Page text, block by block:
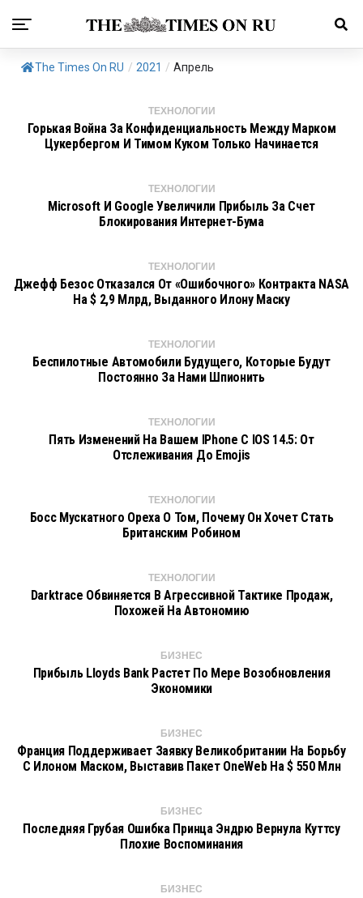
The Times On RU / 2021 / Апрель
ТЕХНОЛОГИИ
Горькая Война За Конфиденциальность Между Марком
Цукербергом И Тимом Куком Только Начинается
ТЕХНОЛОГИИ
Microsoft И Google Увеличили Прибыль За Счет
Блокирования Интернет-Бума
ТЕХНОЛОГИИ
Джефф Безос Отказался От «ошибочного» Контракта NASA
На $ 2,9 Млрд, Выданного Илону Маску
ТЕХНОЛОГИИ
Беспилотные Автомобили Будущего, Которые Будут
Постоянно За Нами Шпионить
ТЕХНОЛОГИИ
Пять Изменений На Вашем IPhone С IOS 14.5: От
Отслеживания До Emojis
ТЕХНОЛОГИИ
Босс Мускатного Ореха О Том, Почему Он Хочет Стать
Британским Робином
ТЕХНОЛОГИИ
Darktrace Обвиняется В Агрессивной Тактике Продаж,
Похожей На Автономию
БИЗНЕС
Прибыль Lloyds Bank Растет По Мере Возобновления
Экономики
БИЗНЕС
Франция Поддерживает Заявку Великобритании На Борьбу
С Илоном Маском, Выставив Пакет OneWeb На $ 550 Млн
БИЗНЕС
Последняя Грубая Ошибка Принца Эндрю Вернула Куттсу
Плохие Воспоминания
БИЗНЕС